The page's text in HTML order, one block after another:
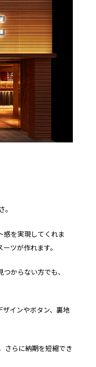
感を実現してくれま
ツが作れます。
からない方でも、
インやボタン、裏地
さらに納期を短縮でき